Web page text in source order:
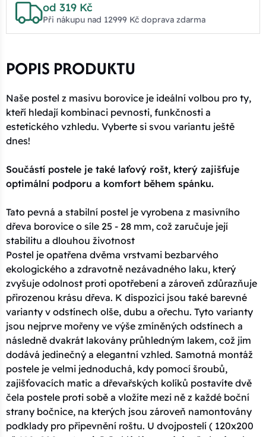
od 319 Kč
Při nákupu nad 12999 Kč doprava zdarma
POPIS PRODUKTU
Naše postel z masivu borovice je ideální volbou pro ty,
kteří hledají kombinaci pevnosti, funkčnosti a
estetického vzhledu. Vyberte si svou variantu ještě
dnes!
Součástí postele je také laťový rošt, který zajišťuje
optimální podporu a komfort během spánku.
Tato pevná a stabilní postel je vyrobena z masivního
dřeva borovice o síle 25 - 28 mm, což zaručuje její
stabilitu a dlouhou životnost
Postel je opatřena dvěma vrstvami bezbarvého
ekologického a zdravotně nezávadného laku, který
zvyšuje odolnost proti opotřebení a zároveň zdůrazňuje
přirozenou krásu dřeva. K dispozici jsou také barevné
varianty v odstínech olše, dubu a ořechu. Tyto varianty
jsou nejprve mořeny ve výše zmíněných odstínech a
následně dvakrát lakovány průhledným lakem, což jim
dodává jedinečný a elegantní vzhled. Samotná montáž
postele je velmi jednoduchá, kdy pomocí šroubů,
zajišťovacích matic a dřevařských kolíků postavíte dvě
čela postele proti sobě a vložíte mezi ně z každé boční
strany bočnice, na kterých jsou zároveň namontovány
podklady pro připevnění roštu. U dvojpostelí ( 120x200